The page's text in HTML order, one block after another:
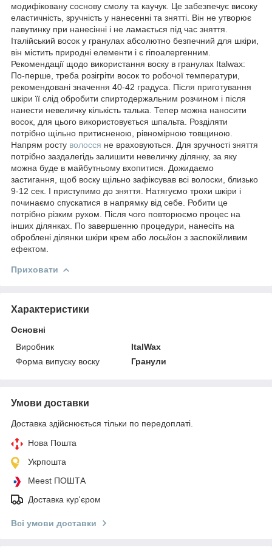
модифіковану соснову смолу та каучук. Це забезпечує високу
еластичність, зручність у нанесенні та знятті. Він не утворює
павутинку при нанесінні і не ламається під час зняття.
Італійський восок у гранулах абсолютно безпечний для шкіри,
він містить природні елементи і є гіпоалергенним.
Рекомендації щодо використання воску в гранулах Italwax:
По-перше, треба розігріти восок то робочої температури,
рекомендовані значення 40-42 градуса. Після приготування
шкіри її слід обробити спиртодержальним розчином і після
нанести невеличку кількість талька. Тепер можна наносити
восок, для цього використовується шпальта. Розділяти
потрібно щільно притисненою, рівномірною товщиною.
Напрям росту волосся не враховуються. Для зручності зняття
потрібно заздалегідь залишити невеличку ділянку, за яку
можна буде в майбутньому вхопитися. Дожидаємо
застигання, щоб воску щільно зафіксував всі волоски, близько
9-12 сек. І приступимо до зняття. Натягуємо трохи шкіри і
починаємо спускатися в напрямку від себе. Робити це
потрібно різким рухом. Після чого повторюємо процес на
інших ділянках. По завершенню процедури, нанесіть на
оброблені ділянки шкіри крем або лосьйон з заспокійливим
ефектом.
Приховати
Характеристики
Основні
Виробник
ItalWax
Форма випуску воску
Гранули
Умови доставки
Доставка здійснюється тільки по передоплаті.
Нова Пошта
Укрпошта
Meest ПОШТА
Доставка кур'єром
Всі умови доставки